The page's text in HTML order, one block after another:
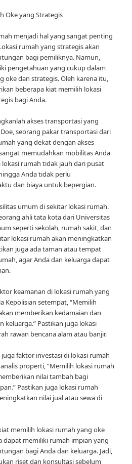
Oke yang Strategis
menjadi hal yang sangat penting
rumah yang strategis akan
bagi pemiliknya. Namun,
pengetahuan yang cukup dalam
oke dan strategis. Oleh karena itu,
beberapa kiat memilih lokasi
bagi Anda.
akses transportasi yang
seorang pakar transportasi dari
yang dekat dengan akses
memudahkan mobilitas Anda
lokasi rumah tidak jauh dari pusat
Anda tidak perlu
dan biaya untuk bepergian.
umum di sekitar lokasi rumah.
ahli tata kota dari Universitas
seperti sekolah, rumah sakit, dan
lokasi rumah akan meningkatkan
juga ada taman atau tempat
agar Anda dan keluarga dapat
keamanan di lokasi rumah yang
Kepolisian setempat, “Memilih
memberikan kedamaian dan
keluarga.” Pastikan juga lokasi
rawan bencana alam atau banjir.
faktor investasi di lokasi rumah
properti, “Memilih lokasi rumah
nilai tambah bagi
Pastikan juga lokasi rumah
nilai jual atau sewa di
memilih lokasi rumah yang oke
dapat memiliki rumah impian yang
bagi Anda dan keluarga. Jadi,
riset dan konsultasi sebelum